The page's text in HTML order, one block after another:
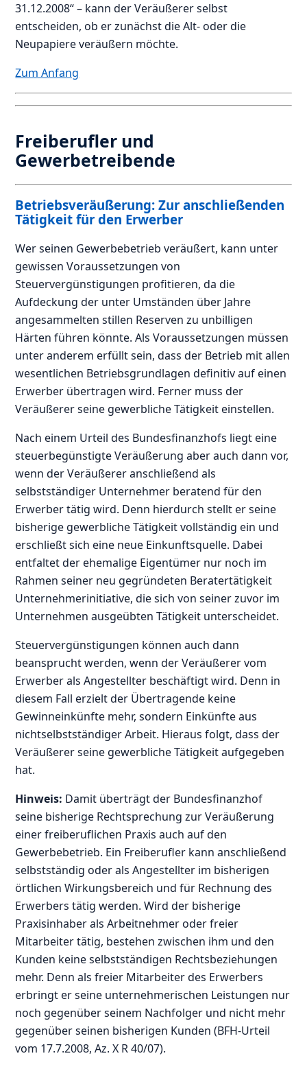
31.12.2008“ – kann der Veräußerer selbst
entscheiden, ob er zunächst die Alt- oder die
Neupapiere veräußern möchte.
Zum Anfang
Freiberufler und
Gewerbetreibende
Betriebsveräußerung: Zur anschließenden
Tätigkeit für den Erwerber
Wer seinen Gewerbebetrieb veräußert, kann unter
gewissen Voraussetzungen von
Steuervergünstigungen profitieren, da die
Aufdeckung der unter Umständen über Jahre
angesammelten stillen Reserven zu unbilligen
Härten führen könnte. Als Voraussetzungen müssen
unter anderem erfüllt sein, dass der Betrieb mit allen
wesentlichen Betriebsgrundlagen definitiv auf einen
Erwerber übertragen wird. Ferner muss der
Veräußerer seine gewerbliche Tätigkeit einstellen.
Nach einem Urteil des Bundesfinanzhofs liegt eine
steuerbegünstigte Veräußerung aber auch dann vor,
wenn der Veräußerer anschließend als
selbstständiger Unternehmer beratend für den
Erwerber tätig wird. Denn hierdurch stellt er seine
bisherige gewerbliche Tätigkeit vollständig ein und
erschließt sich eine neue Einkunftsquelle. Dabei
entfaltet der ehemalige Eigentümer nur noch im
Rahmen seiner neu gegründeten Beratertätigkeit
Unternehmerinitiative, die sich von seiner zuvor im
Unternehmen ausgeübten Tätigkeit unterscheidet.
Steuervergünstigungen können auch dann
beansprucht werden, wenn der Veräußerer vom
Erwerber als Angestellter beschäftigt wird. Denn in
diesem Fall erzielt der Übertragende keine
Gewinneinkünfte mehr, sondern Einkünfte aus
nichtselbstständiger Arbeit. Hieraus folgt, dass der
Veräußerer seine gewerbliche Tätigkeit aufgegeben
hat.
Hinweis: Damit überträgt der Bundesfinanzhof
seine bisherige Rechtsprechung zur Veräußerung
einer freiberuflichen Praxis auch auf den
Gewerbebetrieb. Ein Freiberufler kann anschließend
selbstständig oder als Angestellter im bisherigen
örtlichen Wirkungsbereich und für Rechnung des
Erwerbers tätig werden. Wird der bisherige
Praxisinhaber als Arbeitnehmer oder freier
Mitarbeiter tätig, bestehen zwischen ihm und den
Kunden keine selbstständigen Rechtsbeziehungen
mehr. Denn als freier Mitarbeiter des Erwerbers
erbringt er seine unternehmerischen Leistungen nur
noch gegenüber seinem Nachfolger und nicht mehr
gegenüber seinen bisherigen Kunden (BFH-Urteil
vom 17.7.2008, Az. X R 40/07).